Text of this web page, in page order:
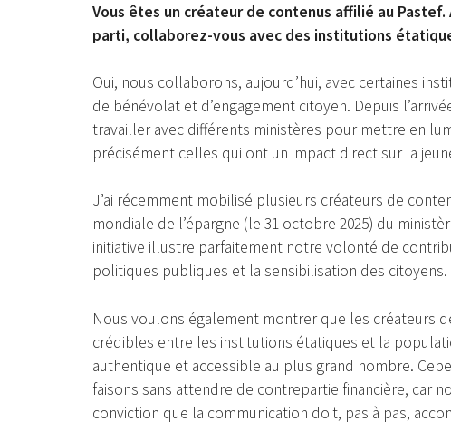
Vous êtes un créateur de contenus affilié au Pastef.
parti, collaborez-vous avec des institutions
Oui, nous collaborons, aujourd’hui, avec certaines
de bénévolat et d’engagement citoyen. Depuis
travailler avec différents ministères pour mettre en
précisément celles qui ont un impact direct sur la
J’ai récemment mobilisé plusieurs créateurs de
mondiale de l’épargne (le 31 octobre 2025) du
initiative illustre parfaitement notre volonté de
politiques publiques et la sensibilisation des citoyens.
Nous voulons également montrer que les créateurs
crédibles entre les institutions étatiques et la
authentique et accessible au plus grand nombre.
faisons sans attendre de contrepartie financière, car
conviction que la communication doit, pas à pas,